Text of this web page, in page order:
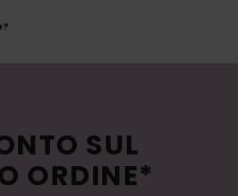
SUL
ORDINE*